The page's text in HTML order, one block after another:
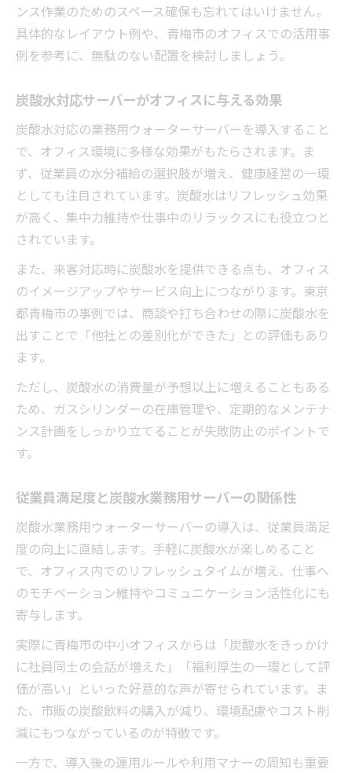
ンス作業のためのスペース確保も忘れてはいけません。
具体的なレイアウト例や、青梅市のオフィスでの活用事
例を参考に、無駄のない配置を検討しましょう。
炭酸水対応サーバーがオフィスに与える効果
炭酸水対応の業務用ウォーターサーバーを導入すること
で、オフィス環境に多様な効果がもたらされます。ま
ず、従業員の水分補給の選択肢が増え、健康経営の一環
としても注目されています。炭酸水はリフレッシュ効果
が高く、集中力維持や仕事中のリラックスにも役立つと
されています。
また、来客対応時に炭酸水を提供できる点も、オフィス
のイメージアップやサービス向上につながります。東京
都青梅市の事例では、商談や打ち合わせの際に炭酸水を
出すことで「他社との差別化ができた」との評価もあり
ます。
ただし、炭酸水の消費量が予想以上に増えることもある
ため、ガスシリンダーの在庫管理や、定期的なメンテナ
ンス計画をしっかり立てることが失敗防止のポイントで
す。
従業員満足度と炭酸水業務用サーバーの関係性
炭酸水業務用ウォーターサーバーの導入は、従業員満足
度の向上に直結します。手軽に炭酸水が楽しめること
で、オフィス内でのリフレッシュタイムが増え、仕事へ
のモチベーション維持やコミュニケーション活性化にも
寄与します。
実際に青梅市の中小オフィスからは「炭酸水をきっかけ
に社員同士の会話が増えた」「福利厚生の一環として評
価が高い」といった好意的な声が寄せられています。ま
た、市販の炭酸飲料の購入が減り、環境配慮やコスト削
減にもつながっているのが特徴です。
一方で、導入後の運用ルールや利用マナーの周知も重要